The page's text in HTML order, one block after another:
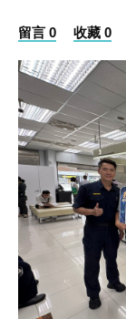
留言 0 收藏 0